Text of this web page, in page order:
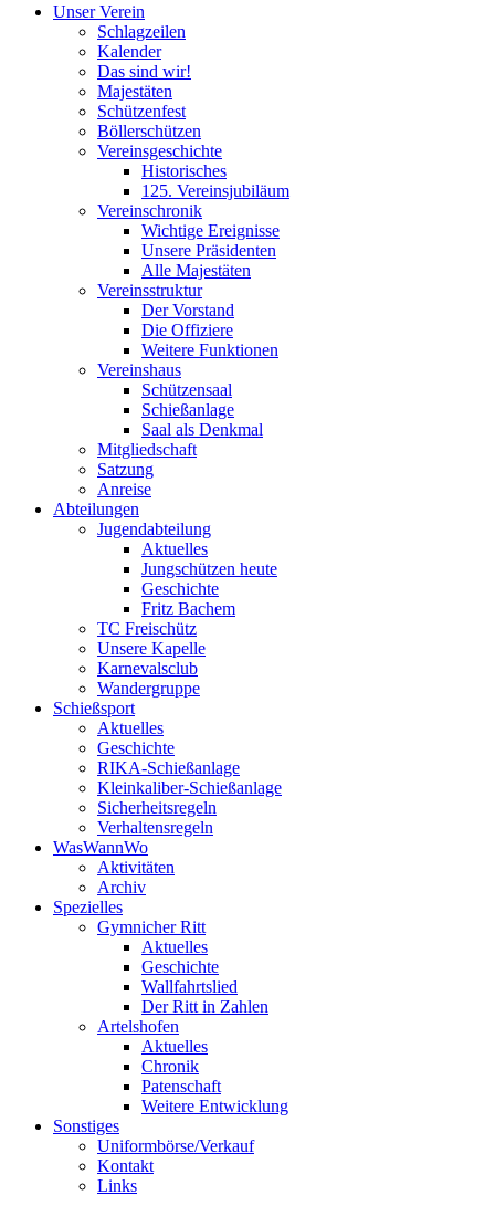
Unser Verein
Schlagzeilen
Kalender
Das sind wir!
Majestäten
Schützenfest
Böllerschützen
Vereinsgeschichte
Historisches
125. Vereinsjubiläum
Vereinschronik
Wichtige Ereignisse
Unsere Präsidenten
Alle Majestäten
Vereinsstruktur
Der Vorstand
Die Offiziere
Weitere Funktionen
Vereinshaus
Schützensaal
Schießanlage
Saal als Denkmal
Mitgliedschaft
Satzung
Anreise
Abteilungen
Jugendabteilung
Aktuelles
Jungschützen heute
Geschichte
Fritz Bachem
TC Freischütz
Unsere Kapelle
Karnevalsclub
Wandergruppe
Schießsport
Aktuelles
Geschichte
RIKA-Schießanlage
Kleinkaliber-Schießanlage
Sicherheitsregeln
Verhaltensregeln
WasWannWo
Aktivitäten
Archiv
Spezielles
Gymnicher Ritt
Aktuelles
Geschichte
Wallfahrtslied
Der Ritt in Zahlen
Artelshofen
Aktuelles
Chronik
Patenschaft
Weitere Entwicklung
Sonstiges
Uniformbörse/Verkauf
Kontakt
Links